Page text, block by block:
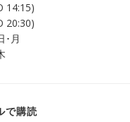
14:15)
20:30)
･月
で購読